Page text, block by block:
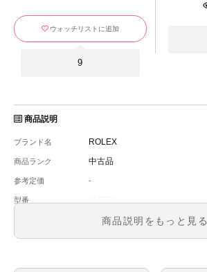
ウォッチリストに追加
9
商品説明
ブランド名 ROLEX
商品ランク 中古品
参考定価 -
型番
メンズ
文字盤 ブラック
商品説明をもっと見る